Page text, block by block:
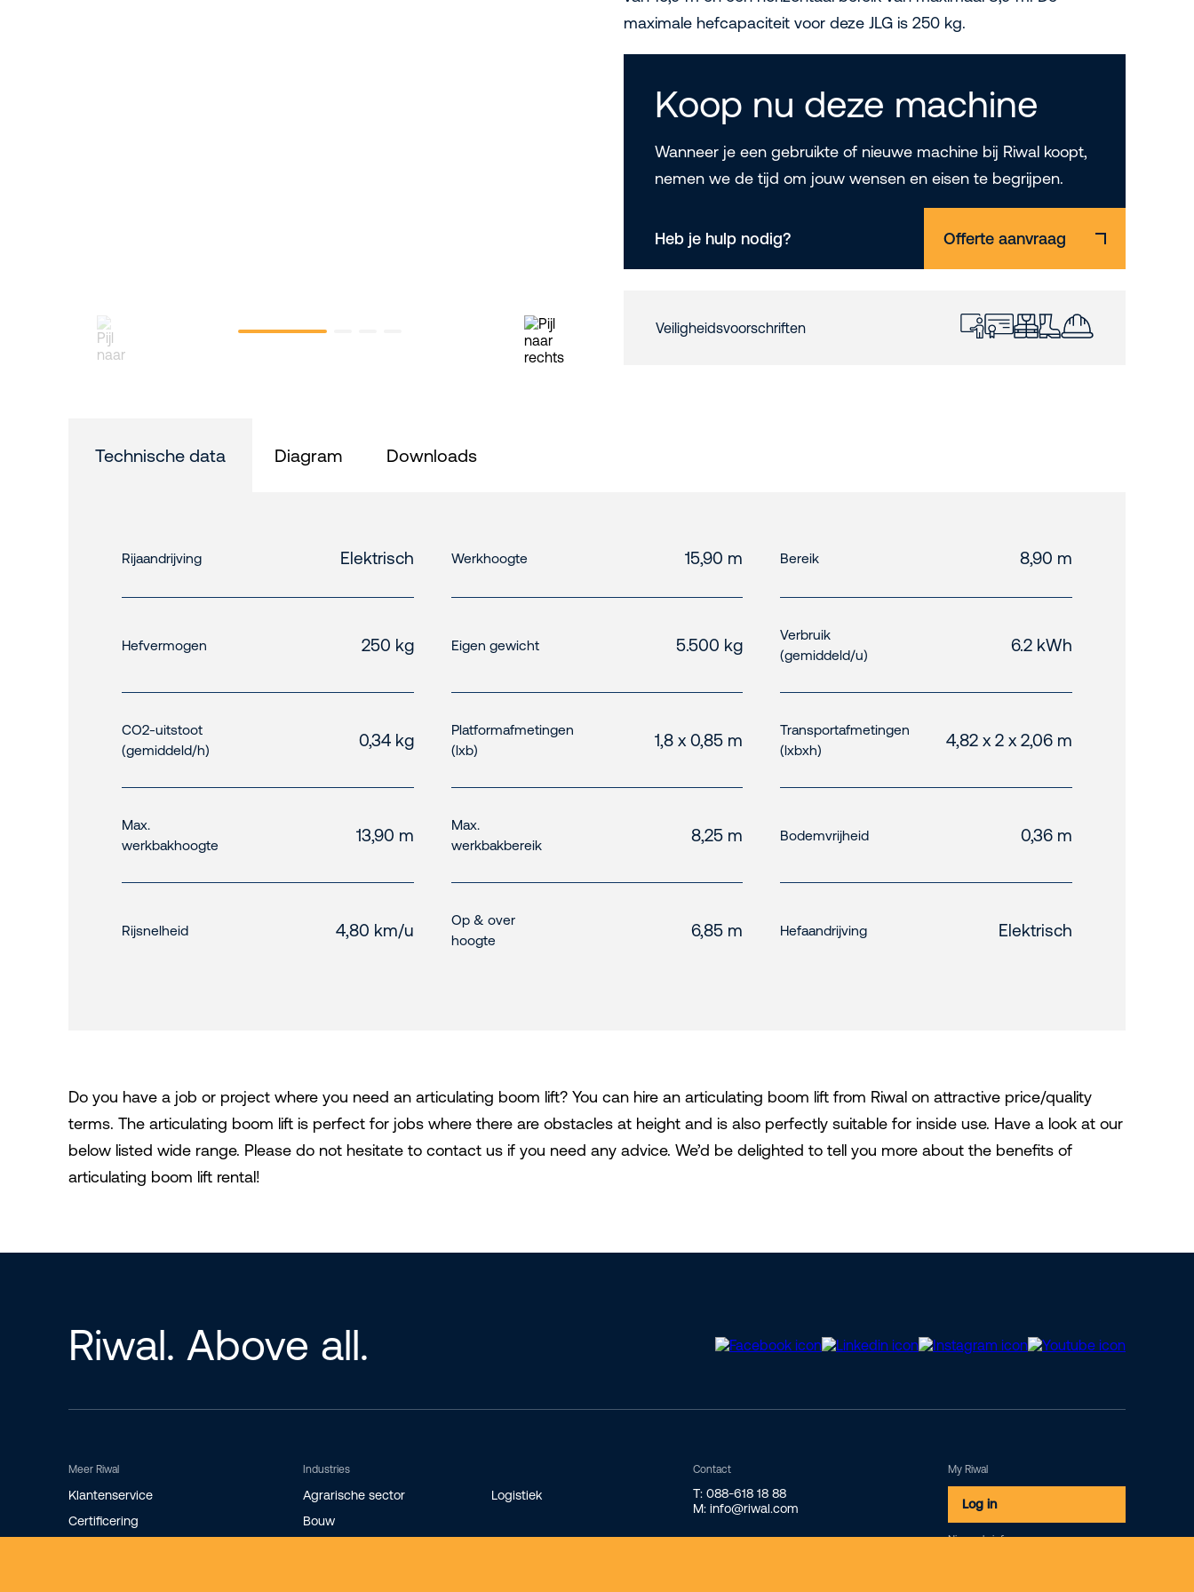
maximale hefcapaciteit voor deze JLG is 250 kg.
Koop nu deze machine
Wanneer je een gebruikte of nieuwe machine bij Riwal koopt,
nemen we de tijd om jouw wensen en eisen te begrijpen.
Heb je hulp nodig? Offerte aanvraag
Veiligheidsvoorschriften
Technische data Diagram Downloads
Rijaandrijving Elektrisch Werkhoogte 15,90 m Bereik 8,90 m
Hefvermogen 250 kg Eigen gewicht 5.500 kg
Verbruik
(gemiddeld/u)
6.2 kWh
CO2-uitstoot
(gemiddeld/h)
0,34 kg
Platformafmetingen
(lxb)
1,8 x 0,85 m
Transportafmetingen
(lxbxh)
4,82 x 2 x 2,06 m
Max.
werkbakhoogte
13,90 m
Max.
werkbakbereik
8,25 m Bodemvrijheid 0,36 m
Rijsnelheid 4,80 km/u
Op & over
hoogte
6,85 m Hefaandrijving Elektrisch
Do you have a job or project where you need an articulating boom lift? You can hire an articulating boom lift from Riwal on attractive price/quality
terms. The articulating boom lift is perfect for jobs where there are obstacles at height and is also perfectly suitable for inside use. Have a look at our
below listed wide range. Please do not hesitate to contact us if you need any advice. We’d be delighted to tell you more about the benefits of
articulating boom lift rental!
Riwal. Above all.
Meer Riwal
Klantenservice
Certificering
Industries
Agrarische sector
Bouw
Logistiek
Contact
T: 088-618 18 88
M: info@riwal.com
My Riwal
Log in
Nieuwsbrief